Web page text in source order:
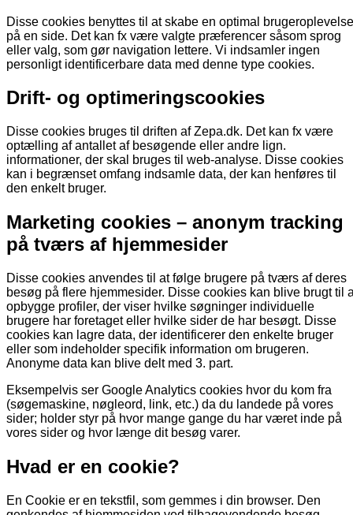
Disse cookies benyttes til at skabe en optimal brugeroplevelse
på en side. Det kan fx være valgte præferencer såsom sprog
eller valg, som gør navigation lettere. Vi indsamler ingen
personligt identificerbare data med denne type cookies.
Drift- og optimeringscookies
Disse cookies bruges til driften af Zepa.dk. Det kan fx være
optælling af antallet af besøgende eller andre lign.
informationer, der skal bruges til web-analyse. Disse cookies
kan i begrænset omfang indsamle data, der kan henføres til
den enkelt bruger.
Marketing cookies – anonym tracking
på tværs af hjemmesider
Disse cookies anvendes til at følge brugere på tværs af deres
besøg på flere hjemmesider. Disse cookies kan blive brugt til
opbygge profiler, der viser hvilke søgninger individuelle
brugere har foretaget eller hvilke sider de har besøgt. Disse
cookies kan lagre data, der identificerer den enkelte bruger
eller som indeholder specifik information om brugeren.
Anonyme data kan blive delt med 3. part.
Eksempelvis ser Google Analytics cookies hvor du kom fra
(søgemaskine, nøgleord, link, etc.) da du landede på vores
sider; holder styr på hvor mange gange du har været inde på
vores sider og hvor længe dit besøg varer.
Hvad er en cookie?
En Cookie er en tekstfil, som gemmes i din browser. Den